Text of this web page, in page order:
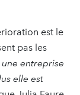
est le
pas les
une entreprise
elle est